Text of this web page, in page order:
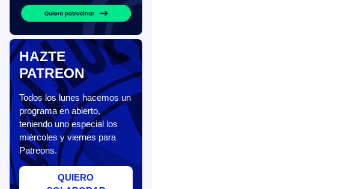
HAZTE
PATREON
Todos los lunes hacemos un
programa en abierto,
teniendo uno especial los
miércoles y viernes para
Patreons.
QUIERO